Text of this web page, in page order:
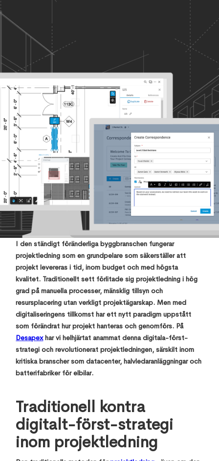
Varunkumar Sagarkar
, August 6, 2024
I den ständigt föränderliga byggbranschen fungerar
projektledning som en grundpelare som säkerställer att
projekt levereras i tid, inom budget och med högsta
kvalitet. Traditionellt sett förlitade sig projektledning i hög
grad på manuella processer, mänsklig tillsyn och
resursplacering utan verkligt projektägarskap. Men med
digitaliseringens tillkomst har ett nytt paradigm uppstått
som förändrat hur projekt hanteras och genomförs. På
Desapexhar vi helhjärtat anammat denna digitala-först-
strategi och revolutionerat projektledningen, särskilt inom
kritiska branscher som datacenter, halvledaranläggningar och
batterifabriker för elbilar.
Traditionell kontra
digitalt-först-strategi
inom projektledning